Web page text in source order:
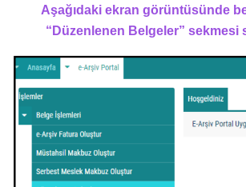
Aşağıdaki ekran görüntüsünde
“Düzenlenen Belgeler” sekmesi